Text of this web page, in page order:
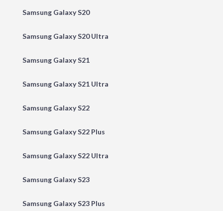
Samsung Galaxy S20
Samsung Galaxy S20 Ultra
Samsung Galaxy S21
Samsung Galaxy S21 Ultra
Samsung Galaxy S22
Samsung Galaxy S22 Plus
Samsung Galaxy S22 Ultra
Samsung Galaxy S23
Samsung Galaxy S23 Plus